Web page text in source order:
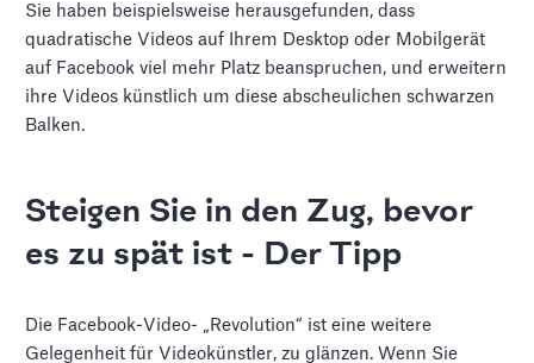
Sie haben beispielsweise herausgefunden, dass
quadratische Videos auf Ihrem Desktop oder Mobilgerät
auf Facebook viel mehr Platz beanspruchen, und erweitern
ihre Videos künstlich um diese abscheulichen schwarzen
Balken.
Steigen Sie in den Zug, bevor
es zu spät ist - Der Tipp
Die Facebook-Video- „Revolution“ ist eine weitere
Gelegenheit für Videokünstler, zu glänzen. Wenn Sie